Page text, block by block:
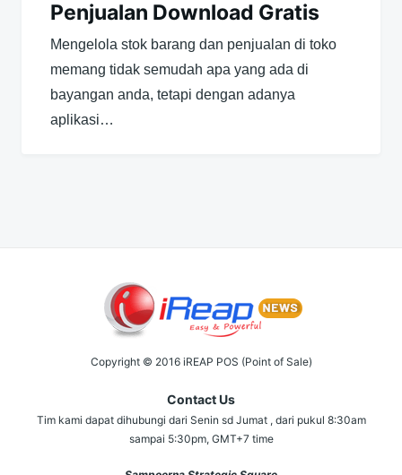
Penjualan Download Gratis
Mengelola stok barang dan penjualan di toko
memang tidak semudah apa yang ada di
bayangan anda, tetapi dengan adanya
aplikasi…
Copyright © 2016 iREAP POS (Point of Sale)
Contact Us
Tim kami dapat dihubungi dari Senin sd Jumat , dari pukul 8:30am
sampai 5:30pm, GMT+7 time